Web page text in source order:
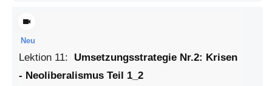
Neu
Lektion 11: Umsetzungsstrategie Nr.2: Krisen
- Neoliberalismus Teil 1_2